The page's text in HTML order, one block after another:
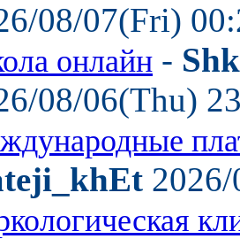
08/07(Fri)
онлайн -
08/06(Thu)